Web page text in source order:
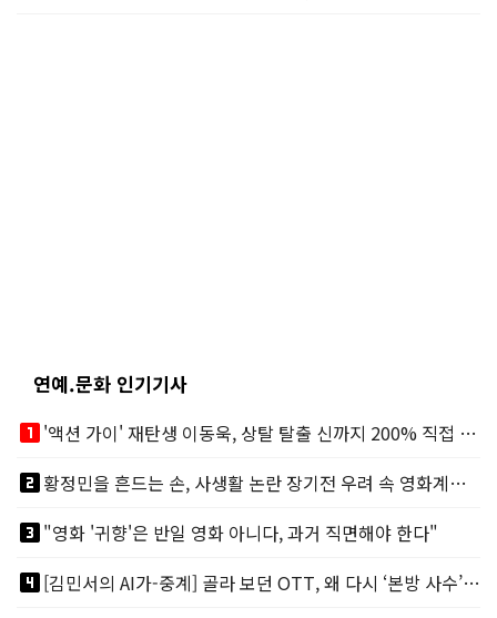
연예.문화 인기기사
looks_one
'액션 가이' 재탄생 이동욱, 상탈 탈출 신까지 200% 직접 소화
looks_two
황정민을 흔드는 손, 사생활 논란 장기전 우려 속 영화계도 리스크
looks_3"영화 '귀향'은 반일 영화 아니다, 과거 직면해야 한다"
looks_4
[김민서의 AI가-중계] 골라 보던 OTT, 왜 다시 ‘본방 사수’를 부르나